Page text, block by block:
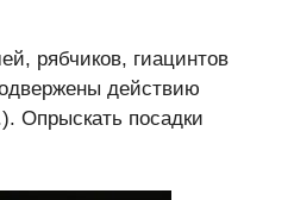
рябчиков, гиацинтов
действию
Опрыскать посадки